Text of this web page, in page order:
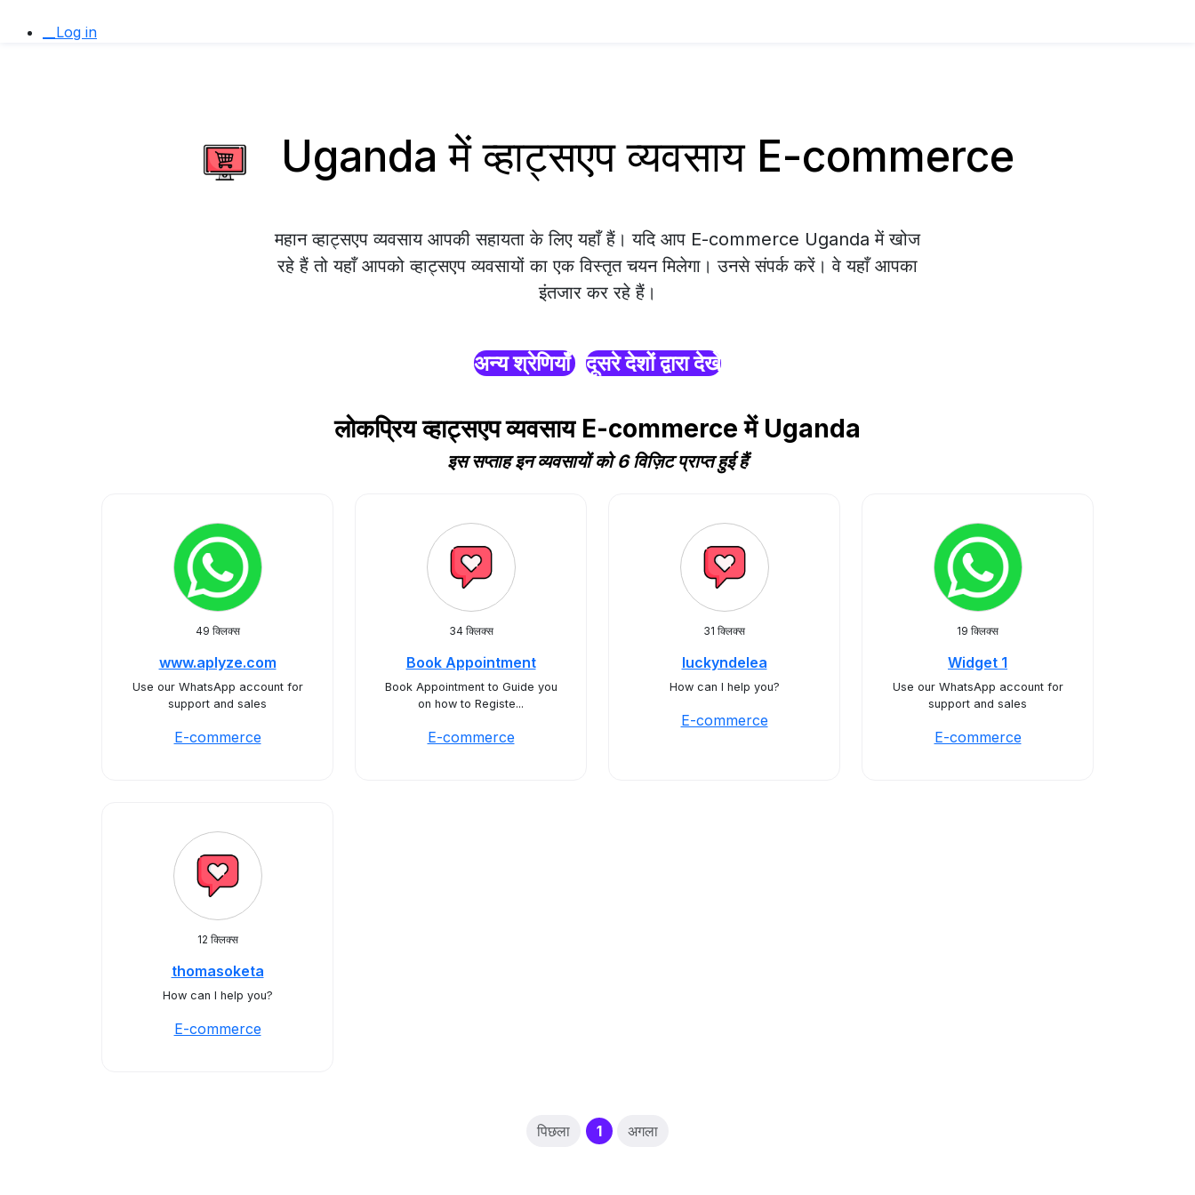
__Log in
Uganda में व्हाट्सएप व्यवसाय E-commerce
महान व्हाट्सएप व्यवसाय आपकी सहायता के लिए यहाँ हैं। यदि आप E-commerce Uganda में खोज
रहे हैं तो यहाँ आपको व्हाट्सएप व्यवसायों का एक विस्तृत चयन मिलेगा। उनसे संपर्क करें। वे यहाँ आपका
इंतजार कर रहे हैं।
अन्य श्रेणियाँ दूसरे देशों द्वारा देखें
लोकप्रिय व्हाट्सएप व्यवसाय E-commerce में Uganda
इस सप्ताह इन व्यवसायों को 6 विज़िट प्राप्त हुई हैं
49 क्लिक्स
www.aplyze.com
Use our WhatsApp account for
support and sales
E-commerce
34 क्लिक्स
Book Appointment
Book Appointment to Guide you
on how to Registe...
E-commerce
31 क्लिक्स
luckyndelea
How can I help you?
E-commerce
19 क्लिक्स
Widget 1
Use our WhatsApp account for
support and sales
E-commerce
12 क्लिक्स
thomasoketa
How can I help you?
E-commerce
पिछला 1(current)
अगला